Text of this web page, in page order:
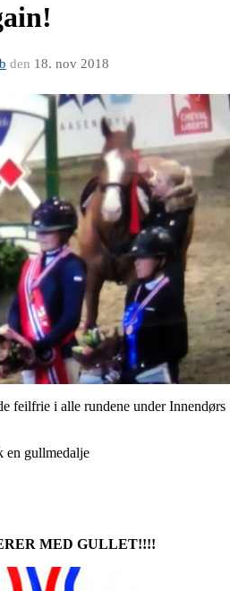
den 18. nov 2018
feilfrie i alle rundene under Innendørs
en gullmedalje
MED GULLET!!!!